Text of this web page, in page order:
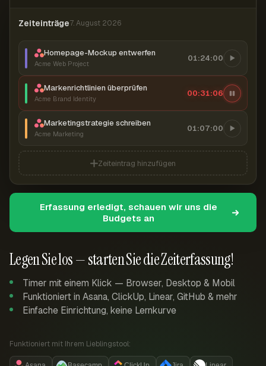
Legen Sie los — starten Sie die Zeiterfassung!
Timer mit einem Klick — Browser, Desktop & Mobil
Funktioniert in Asana, ClickUp, Linear, GitHub & mehr
Einfache Einrichtung, keine Lernkurve
Funktioniert mit Ihrem Lieblingstool:
Zeiteinträge7. August 2026
Homepage-Mockup entwerfen
Acme Web Project
01:24:00
Markenrichtlinien überprüfen
Acme Brand Identity
00:31:06
Marketingstrategie schreiben
Acme Marketing
01:07:00
Zeiteintrag hinzufügen
Erfassung erledigt, schauen wir uns die
Budgets an